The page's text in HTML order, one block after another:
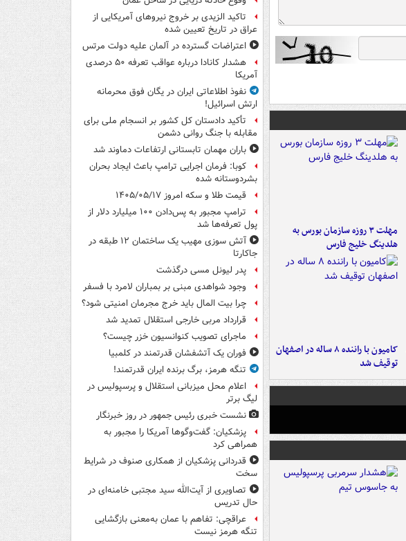
مهلت ۳ روزه سازمان بورس به
هلدینگ خلیج فارس
کامیون با راننده ۸ ساله در اصفهان
توقیف شد
تاکید الزیدی بر خروج نیروهای آمریکایی از
عراق در تاریخ تعیین شده
اعتراضات گسترده در آلمان علیه دولت مرتس
هشدار کانادا درباره عواقب تعرفه ۵۰ درصدی
آمریکا
نفوذ اطلاعاتی ایران در یگان فوق محرمانه
ارتش اسرائیل!
تأکید دادستان کل کشور بر انسجام ملی برای
مقابله با جنگ روانی دشمن
باران مهمان تابستانی ارتفاعات دماوند شد
کوبا: فرمان اجرایی ترامپ باعث ایجاد بحران
بشردوستانه شده
قیمت طلا و سکه امروز ۱۴۰۵/۰۵/۱۷
ترامپ مجبور به پس‌دادن ۱۰۰ میلیارد دلار از
پول تعرفه‌ها شد
آتش سوزی مهیب یک ساختمان ۱۲ طبقه در
جاکارتا
پدر لیونل مسی درگذشت
وجود شواهدی مبنی بر بمباران لامرد با فسفر
چرا بیت المال باید خرج مجرمان امنیتی شود؟
قرارداد مربی خارجی استقلال تمدید شد
ماجرای تصویب کنوانسیون خزر چیست؟
فوران یک آتشفشان قدرتمند در کلمبیا
تنگه هرمز، برگ برنده ایران قدرتمند!
اعلام محل میزبانی استقلال و پرسپولیس در
لیگ برتر
نشست خبری رئیس جمهور در روز خبرنگار
پزشکیان: گفت‌وگوها آمریکا را مجبور به
همراهی کرد
قدردانی پزشکیان از همکاری صنوف در شرایط
سخت
تصاویری از آیت‌الله سید مجتبی خامنه‌ای در
حال تدریس
عراقچی: تفاهم با عمان به‌معنی بازگشایی
تنگه هرمز نیست